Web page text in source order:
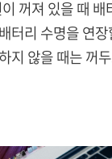
꺼져 있을 때
터리 수명을 연
지 않을 때는 꺼